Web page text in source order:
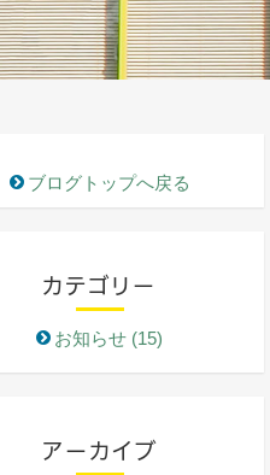
ブログトップへ戻る
カテゴリー
お知らせ (15)
アーカイブ